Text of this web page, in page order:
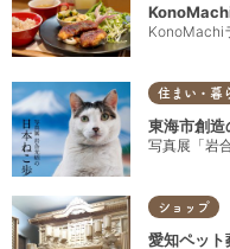
KonoMachi
住まい・暮
東海市創造
写真展「岩
ショップ
愛知ペット